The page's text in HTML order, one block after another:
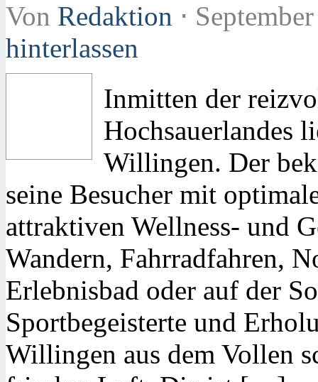
Von Redaktion ⋅
hinterlassen
Inmitten der
Hochsauerlandes
Willingen. Der
seine Besucher mit
attraktiven Wellness- und
Wandern, Fahrradfahren,
Erlebnisbad oder auf der
Sportbegeisterte und
Willingen aus dem Vollen